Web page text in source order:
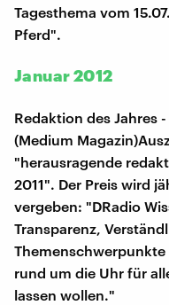
Tagesthema vom
Pferd".
Januar 2012
Redaktion des Jahres
(Medium
"herausragende
2011". Der Preis wird
vergeben: "DRadio
Transparenz,
rund um die Uhr für
lassen wollen."